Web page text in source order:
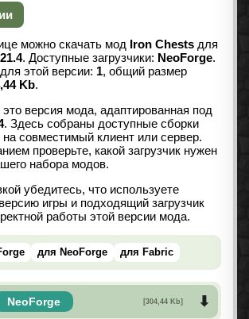
можно скачать мод Iron Chests для
. Доступные загрузчики: NeoForge.
этой версии: 1, общий размер
Kb.
версия мода, адаптированная под
. Здесь собраны доступные сборки
на совместимый клиент или сервер.
проверьте, какой загрузчик нужен
набора модов.
убедитесь, что используете
игры и подходящий загрузчик
работы этой версии мода.
для NeoForge для Fabric
NeoForge [304,44 Kb]